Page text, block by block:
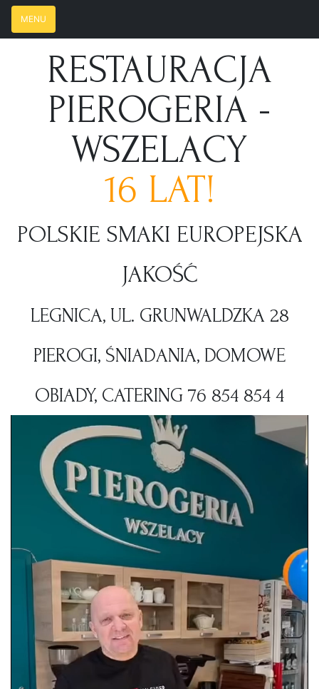
MENU
RESTAURACJA
PIEROGERIA -
WSZELACY
16 LAT!
POLSKIE SMAKI EUROPEJSKA
JAKOŚĆ
LEGNICA, UL. GRUNWALDZKA 28
PIEROGI, ŚNIADANIA, DOMOWE
OBIADY, CATERING 76 854 854 4